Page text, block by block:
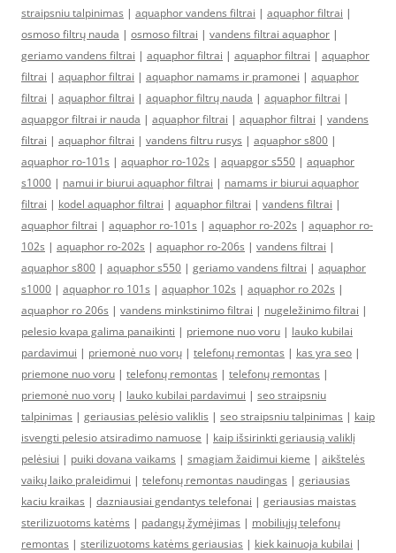
straipsniu talpinimas | aquaphor vandens filtrai | aquaphor filtrai |
osmoso filtrų nauda | osmoso filtrai | vandens filtrai aquaphor |
geriamo vandens filtrai | aquaphor filtrai | aquaphor filtrai | aquaphor
filtrai | aquaphor filtrai | aquaphor namams ir pramonei | aquaphor
filtrai | aquaphor filtrai | aquaphor filtrų nauda | aquaphor filtrai |
aquapgor filtrai ir nauda | aquaphor filtrai | aquaphor filtrai | vandens
filtrai | aquaphor filtrai | vandens filtru rusys | aquaphor s800 |
aquaphor ro-101s | aquaphor ro-102s | aquapgor s550 | aquaphor
s1000 | namui ir biurui aquaphor filtrai | namams ir biurui aquaphor
filtrai | kodel aquaphor filtrai | aquaphor filtrai | vandens filtrai |
aquaphor filtrai | aquaphor ro-101s | aquaphor ro-202s | aquaphor ro-
102s | aquaphor ro-202s | aquaphor ro-206s | vandens filtrai |
aquaphor s800 | aquaphor s550 | geriamo vandens filtrai | aquaphor
s1000 | aquaphor ro 101s | aquaphor 102s | aquaphor ro 202s |
aquaphor ro 206s | vandens minkstinimo filtrai | nugeležinimo filtrai |
pelesio kvapa galima panaikinti | priemone nuo voru | lauko kubilai
pardavimui | priemonė nuo vorų | telefonų remontas | kas yra seo |
priemone nuo voru | telefonų remontas | telefonų remontas |
priemonė nuo vorų | lauko kubilai pardavimui | seo straipsniu
talpinimas | geriausias pelėsio valiklis | seo straipsniu talpinimas | kaip
isvengti pelesio atsiradimo namuose | kaip išsirinkti geriausią valiklį
pelėsiui | puiki dovana vaikams | smagiam žaidimui kieme | aikštelės
vaikų laiko praleidimui | telefonų remontas naudingas | geriausias
kaciu kraikas | dazniausiai gendantys telefonai | geriausias maistas
sterilizuotoms katėms | padangų žymėjimas | mobiliųjų telefonų
remontas | sterilizuotoms katėms geriausias | kiek kainuoja kubilai |